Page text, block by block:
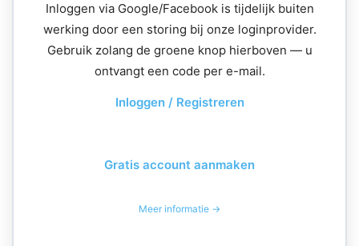
Inloggen via Google/Facebook is tijdelijk buiten
werking door een storing bij onze loginprovider.
Gebruik zolang de groene knop hierboven — u
ontvangt een code per e-mail.
Inloggen / Registreren
Gratis account aanmaken
Meer informatie →